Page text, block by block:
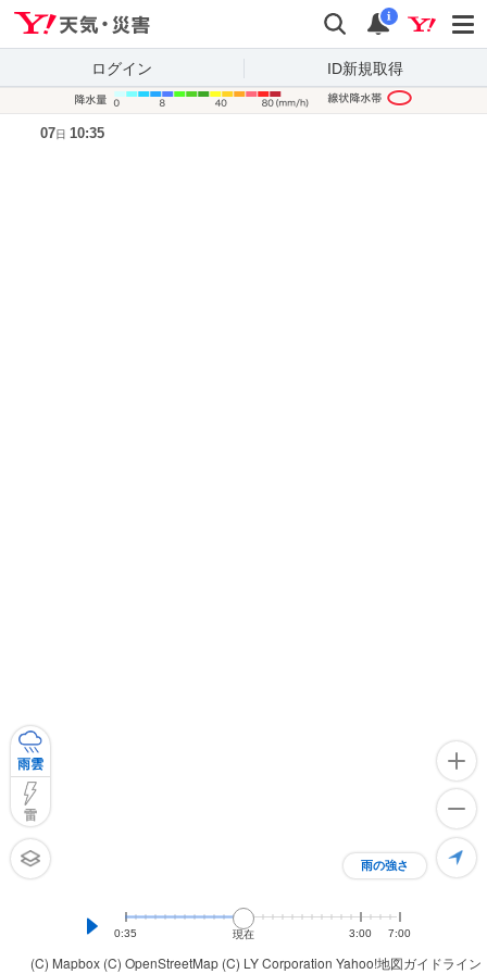
検索 通知
i
ログイン ID新規取得
(C) Mapbox (C) OpenStreetMap (C) LY Corporation Yahoo!地図ガイドライン
雨の強さ
雨雲
雷
0:35 現在 3:00 7:00
07日 10:35